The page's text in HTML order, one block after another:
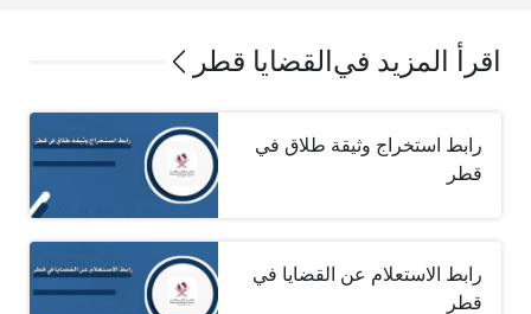
اقرأ المزيد في القضايا قطر
رابط استخراج وثيقة طلاق في
قطر
رابط الاستعلام عن القضايا في
قطر